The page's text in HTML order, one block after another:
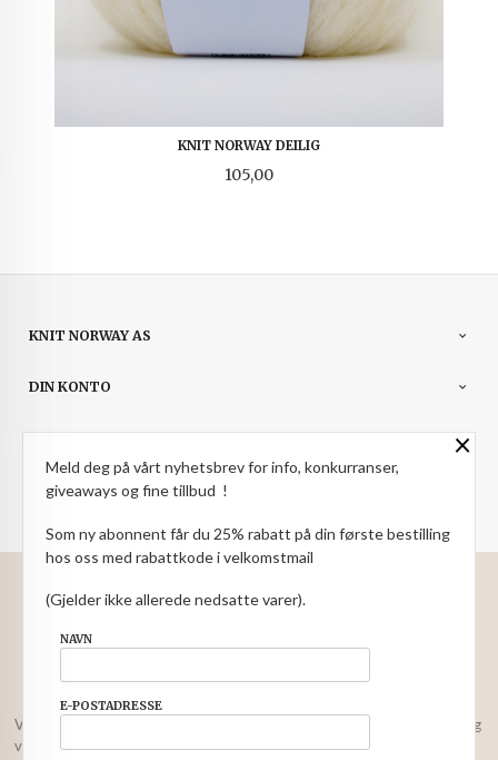
KNIT NORWAY DEILIG
Pris
105,00
KNIT NORWAY AS
DIN KONTO
NYHETSBREV
PARTNERE
Valuta
FRAKT
Vår nettbutikk bruker cookies slik at du får en bedre kjøpsopplevelse og
vi kan yte deg bedre service. Vi bruker cookies hovedsaklig til å lagre
×
Meld deg på vårt nyhetsbrev for info, konkurranser,
giveaways og fine tillbud !
Som ny abonnent får du 25% rabatt på din første bestilling
hos oss med rabattkode i velkomstmail
(Gjelder ikke allerede nedsatte varer).
NAVN
E-POSTADRESSE